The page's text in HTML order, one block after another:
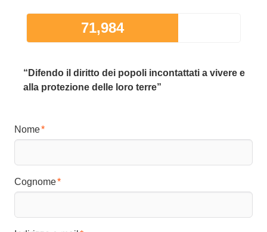
71,984
“Difendo il diritto dei popoli incontattati a vivere e
alla protezione delle loro terre”
Nome
Cognome